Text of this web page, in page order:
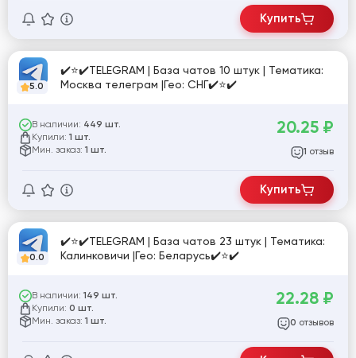
Купить
5.0
✔️⭐✔️TELEGRAM | База чатов 10 штук | Тематика:
Москва телеграм |Гео: СНГ✔️⭐✔️
В наличии: 449 шт.
Купили: 1 шт.
Мин. заказ: 1 шт.
20.25 ₽
1 отзыв
Купить
0.0
✔️⭐✔️TELEGRAM | База чатов 23 штук | Тематика:
Калинковичи |Гео: Беларусь✔️⭐✔️
В наличии: 149 шт.
Купили: 0 шт.
Мин. заказ: 1 шт.
22.28 ₽
0 отзывов